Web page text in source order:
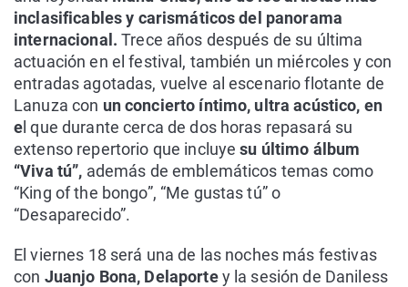
inclasificables y carismáticos del panorama
internacional.Trece años después de su última
actuación en el festival, también un miércoles y con
entradas agotadas, vuelve al escenario flotante de
Lanuza con un concierto íntimo, ultra acústico, en
e l que durante cerca de dos horas repasará su
extenso repertorio que incluyesu último álbum
“Viva tú”, además de emblemáticos temas como
“King of the bongo”, “Me gustas tú” o
“Desaparecido”.
El viernes 18 será una de las noches más festivas
con Juanjo Bona, Delaportey la sesión de Daniless